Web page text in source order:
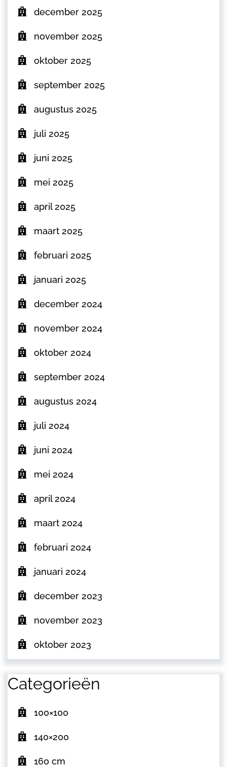
december 2025
november 2025
oktober 2025
september 2025
augustus 2025
juli 2025
juni 2025
mei 2025
april 2025
maart 2025
februari 2025
januari 2025
december 2024
november 2024
oktober 2024
september 2024
augustus 2024
juli 2024
juni 2024
mei 2024
april 2024
maart 2024
februari 2024
januari 2024
december 2023
november 2023
oktober 2023
Categorieën
100×100
140×200
160 cm